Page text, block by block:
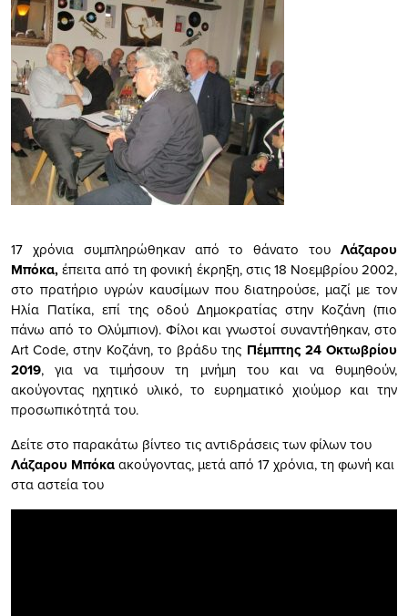
17 χρόνια συμπληρώθηκαν από το θάνατο του Λάζαρου
Μπόκα,έπειτα από τη φονική έκρηξη, στις 18 Νοεμβρίου 2002,
στο πρατήριο υγρών καυσίμων που διατηρούσε, μαζί με τον
Ηλία Πατίκα, επί της οδού Δημοκρατίας στην Κοζάνη (πιο
πάνω από το Ολύμπιον). Φίλοι και γνωστοί συναντήθηκαν, στο
Art Code, στην Κοζάνη, το βράδυ της Πέμπτης 24 Οκτωβρίου
2019, για να τιμήσουν τη μνήμη του και να θυμηθούν,
ακούγοντας ηχητικό υλικό, το ευρηματικό χιούμορ και την
προσωπικότητά του.
Δείτε στο παρακάτω βίντεο τις αντιδράσεις των φίλων του
Λάζαρου Μπόκαακούγοντας, μετά από 17 χρόνια, τη φωνή και
στα αστεία του